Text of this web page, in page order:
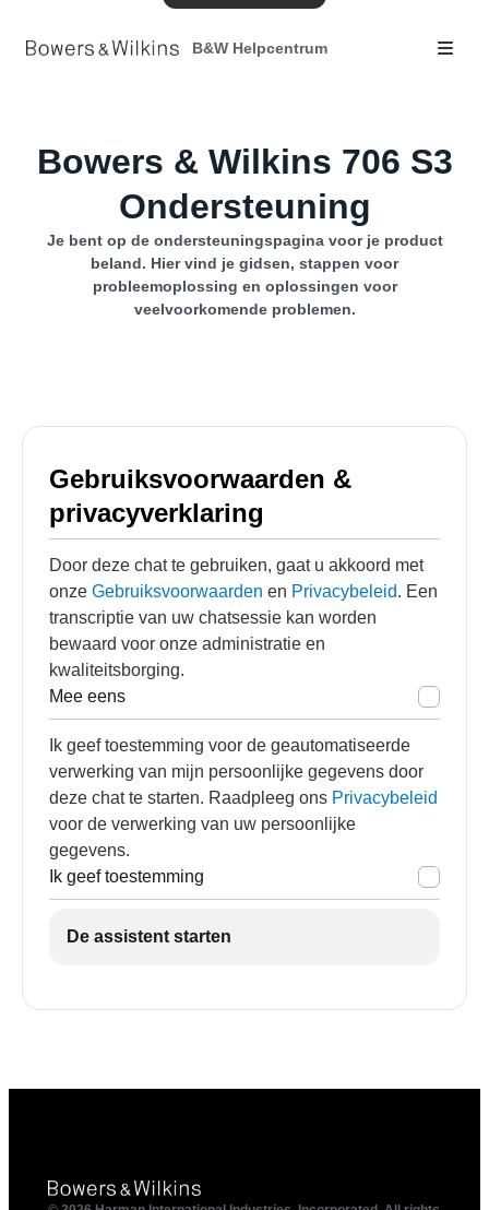
B&W Helpcentrum
Bowers & Wilkins 706 S3
Ondersteuning
Je bent op de ondersteuningspagina voor je product
beland. Hier vind je gidsen, stappen voor
probleemoplossing en oplossingen voor
veelvoorkomende problemen.
Gebruiksvoorwaarden &
privacyverklaring
Door deze chat te gebruiken, gaat u akkoord met
onze Gebruiksvoorwaarden en Privacybeleid. Een
transcriptie van uw chatsessie kan worden
bewaard voor onze administratie en
kwaliteitsborging.
Mee eens
Ik geef toestemming voor de geautomatiseerde
verwerking van mijn persoonlijke gegevens door
deze chat te starten. Raadpleeg ons Privacybeleid
voor de verwerking van uw persoonlijke
gegevens.
Ik geef toestemming
De assistent starten